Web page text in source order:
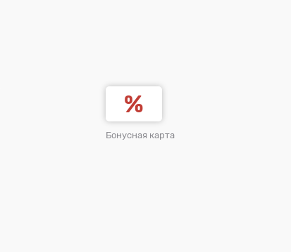
Бонусная карта